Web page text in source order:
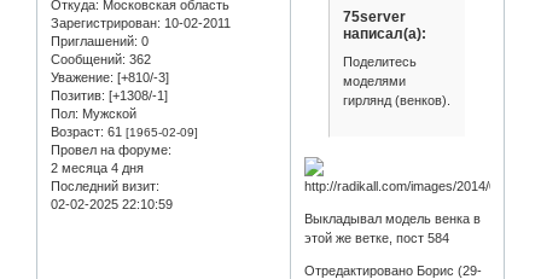
Откуда: Московская область
Зарегистрирован: 10-02-2011
Приглашений: 0
Сообщений: 362
Уважение: [+810/-3]
Позитив: [+1308/-1]
Пол: Мужской
Возраст: 61 [1965-02-09]
Провел на форуме:
2 месяца 4 дня
Последний визит:
02-02-2025 22:10:59
75server
написал(а):
Поделитесь
моделями
гирлянд (венков).
Выкладывал модель венка в
этой же ветке, пост 584
Отредактировано Борис (29-